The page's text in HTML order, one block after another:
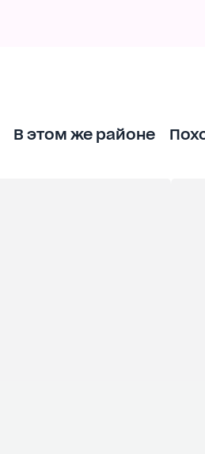
В этом же районе